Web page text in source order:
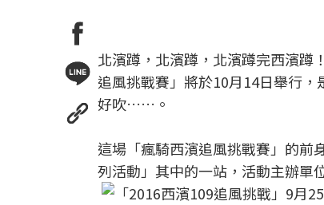
北濱蹲，北濱蹲，北濱蹲完西濱蹲
追風挑戰賽」將於10月14日舉行
好吹……。
這場「瘋騎西濱追風挑戰賽」的前
列活動」其中的一站，活動主辦單